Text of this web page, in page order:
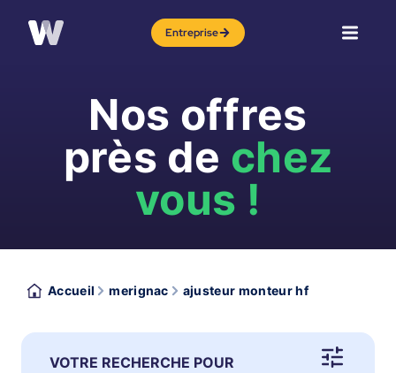
Entreprise
Nos offres
près de chez
vous !
Accueil merignac ajusteur monteur hf
VOTRE RECHERCHE POUR